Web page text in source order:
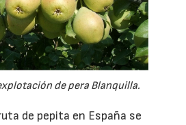
de pera Blanquilla.
de pepita en España se